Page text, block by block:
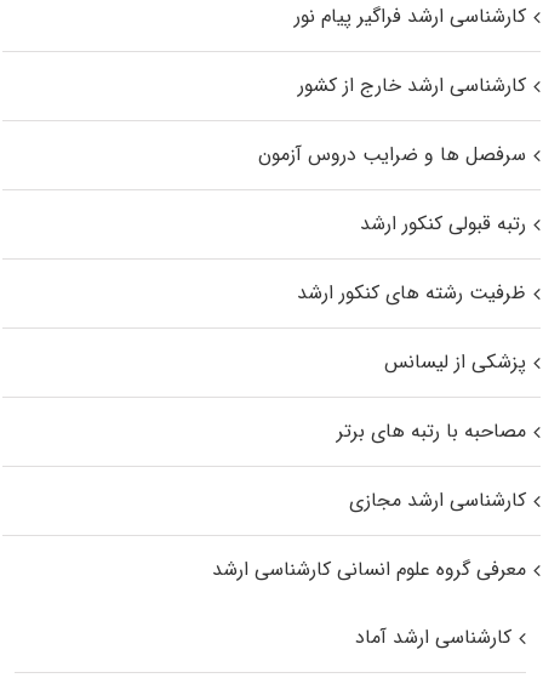
کارشناسی ارشد فراگیر پیام نور
کارشناسی ارشد خارج از کشور
سرفصل ها و ضرایب دروس آزمون
رتبه قبولی کنکور ارشد
ظرفیت رشته های کنکور ارشد
پزشکی از لیسانس
مصاحبه با رتبه های برتر
کارشناسی ارشد مجازی
معرفی گروه علوم انسانی کارشناسی ارشد
کارشناسی ارشد آماد